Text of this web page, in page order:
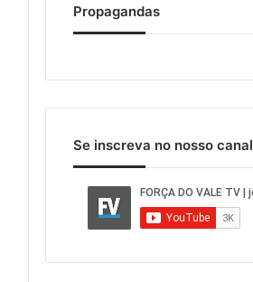
Propagandas
Se inscreva no nosso canal